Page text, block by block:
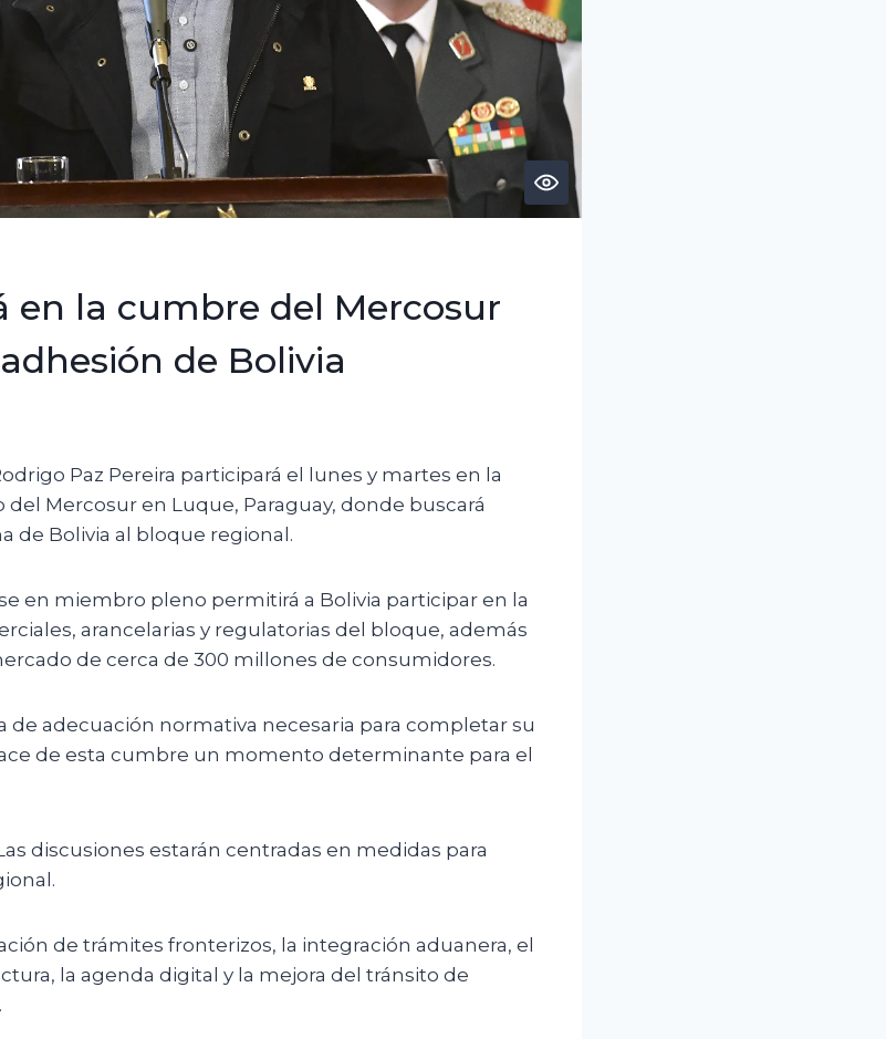
en la cumbre del Mercosur
de Bolivia
Paz Pereira participará el lunes y martes en la
Mercosur en Luque, Paraguay, donde buscará
de Bolivia al bloque regional.
en miembro pleno permitirá a Bolivia participar en la
arancelarias y regulatorias del bloque, además
de cerca de 300 millones de consumidores.
de adecuación normativa necesaria para completar su
de esta cumbre un momento determinante para el
discusiones estarán centradas en medidas para
de trámites fronterizos, la integración aduanera, el
la agenda digital y la mejora del tránsito de